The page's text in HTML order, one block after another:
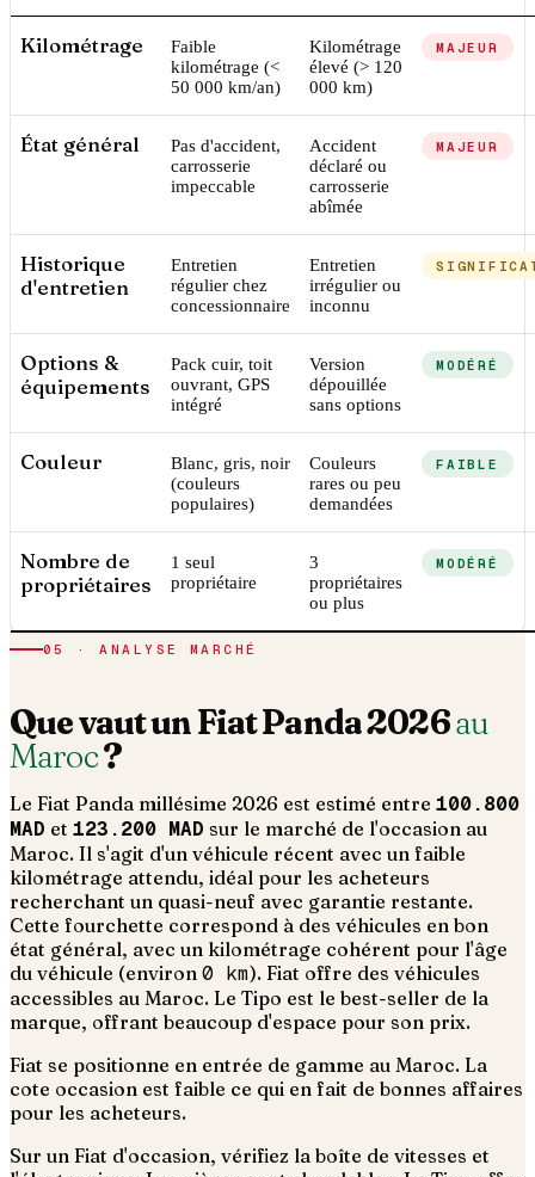
Kilométrage
Faible
kilométrage (<
50 000 km/an)
Kilométrage
élevé (> 120
000 km)
MAJEUR
État général
Pas d'accident,
carrosserie
impeccable
Accident
déclaré ou
carrosserie
abîmée
MAJEUR
Historique
d'entretien
Entretien
régulier chez
concessionnaire
Entretien
irrégulier ou
inconnu
Options &
équipements
Pack cuir, toit
ouvrant, GPS
intégré
Version
dépouillée
sans options
MODÉRÉ
Couleur
Blanc, gris, noir
(couleurs
populaires)
Couleurs
rares ou peu
demandées
FAIBLE
Nombre de
propriétaires
1 seul
propriétaire
3
propriétaires
ou plus
MODÉRÉ
05 · ANALYSE MARCHÉ
Que vaut unFiatPanda2026au
Maroc?
Le Fiat Panda millésime 2026 est estimé entre 100.800
MAD et 123.200 MAD sur le marché de l'occasion au
Maroc. Il s'agit d'un véhicule récent avec un faible
kilométrage attendu, idéal pour les acheteurs
recherchant un quasi-neuf avec garantie restante.
Cette fourchette correspond à des véhicules en bon
état général, avec un kilométrage cohérent pour l'âge
du véhicule (environ 0 km). Fiat offre des véhicules
accessibles au Maroc. Le Tipo est le best-seller de la
marque, offrant beaucoup d'espace pour son prix.
Fiat se positionne en entrée de gamme au Maroc. La
cote occasion est faible ce qui en fait de bonnes affaires
pour les acheteurs.
Sur un Fiat d'occasion, vérifiez la boîte de vitesses et